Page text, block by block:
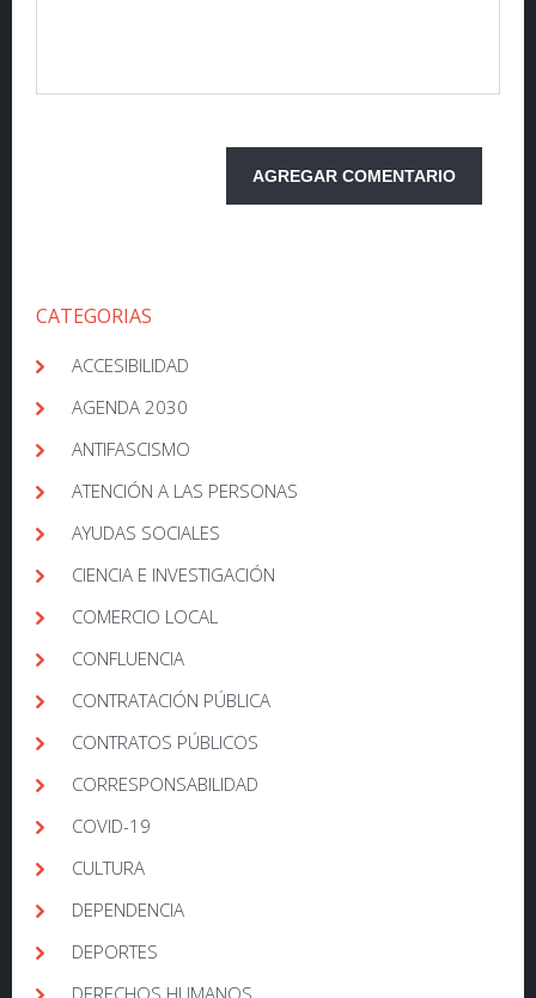
CATEGORIAS
ACCESIBILIDAD
AGENDA 2030
ANTIFASCISMO
ATENCIÓN A LAS PERSONAS
AYUDAS SOCIALES
CIENCIA E INVESTIGACIÓN
COMERCIO LOCAL
CONFLUENCIA
CONTRATACIÓN PÚBLICA
CONTRATOS PÚBLICOS
CORRESPONSABILIDAD
COVID-19
CULTURA
DEPENDENCIA
DEPORTES